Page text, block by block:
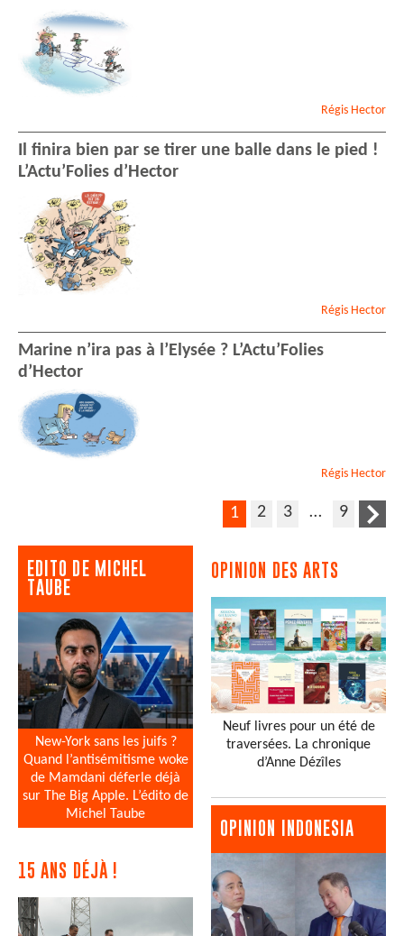
Régis Hector
Il finira bien par se tirer une balle dans le pied !
L’Actu’Folies d’Hector
Régis Hector
Marine n’ira pas à l’Elysée ? L’Actu’Folies
d’Hector
Régis Hector
1 2 3 … 9
EDITO DE MICHEL
TAUBE
New-York sans les juifs ?
Quand l’antisémitisme woke
de Mamdani déferle déjà
sur The Big Apple. L’édito de
Michel Taube
15 ANS DÉJÀ !
OPINION DES ARTS
Neuf livres pour un été de
traversées. La chronique
d’Anne Dézîles
OPINION INDONESIA